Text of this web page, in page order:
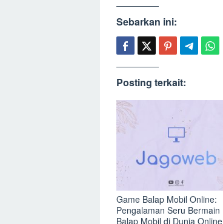
Sebarkan ini:
Posting terkait:
Game Balap Mobil Online:
Pengalaman Seru Bermain
Balap Mobil di Dunia Online